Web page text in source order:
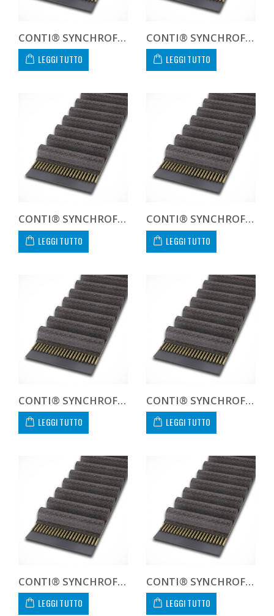
CONTI® SYNCHROFORCE CXA HTD14140085CXA
LEGGI TUTTO
CONTI® SYNCHROFORCE CXA HTD141400CXA CUSTOM
LEGGI TUTTO
CONTI® SYNCHROFORCE CXA HTD141610115CXA
LEGGI TUTTO
CONTI® SYNCHROFORCE CXA HTD141610170CXA
LEGGI TUTTO
CONTI® SYNCHROFORCE CXA HTD14161040CXA
LEGGI TUTTO
CONTI® SYNCHROFORCE CXA HTD14161055CXA
LEGGI TUTTO
CONTI® SYNCHROFORCE CXA HTD14161085CXA
LEGGI TUTTO
CONTI® SYNCHROFORCE CXA HTD141610CXA CUSTOM
LEGGI TUTTO